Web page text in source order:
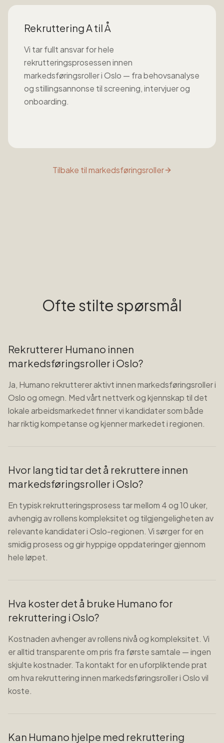
Rekruttering A til Å
Vi tar fullt ansvar for hele
rekrutteringsprosessen innen
markedsføringsrolleriOslo — fra behovsanalyse
og stillingsannonse til screening, intervjuer og
onboarding.
Tilbake tilmarkedsføringsroller
Ofte stilte spørsmål
Rekrutterer Humano innen
markedsføringsroller i Oslo?
Ja, Humano rekrutterer aktivt innen markedsføringsroller i
Oslo og omegn. Med vårt nettverk og kjennskap til det
lokale arbeidsmarkedet finner vi kandidater som både
har riktig kompetanse og kjenner markedet i regionen.
Hvor lang tid tar det å rekruttere innen
markedsføringsroller i Oslo?
En typisk rekrutteringsprosess tar mellom 4 og 10 uker,
avhengig av rollens kompleksitet og tilgjengeligheten av
relevante kandidater i Oslo-regionen. Vi sørger for en
smidig prosess og gir hyppige oppdateringer gjennom
hele løpet.
Hva koster det å bruke Humano for
rekruttering i Oslo?
Kostnaden avhenger av rollens nivå og kompleksitet. Vi
er alltid transparente om pris fra første samtale — ingen
skjulte kostnader. Ta kontakt for en uforpliktende prat
om hva rekruttering innen markedsføringsroller i Oslo vil
koste.
Kan Humano hjelpe med rekruttering